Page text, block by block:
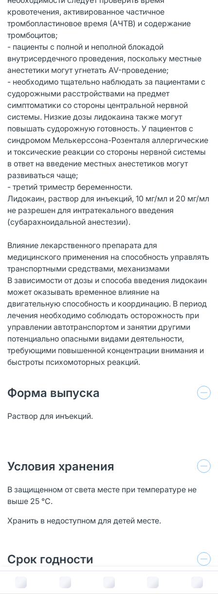
В корзину за
кровотечения, активированное частичное
тромбопластиновое время (АЧТВ) и содержание
тромбоцитов;
- пациенты с полной и неполной блокадой
внутрисердечного проведения, поскольку местные
анестетики могут угнетать AV-проведение;
- необходимо тщательно наблюдать за пациентами с
судорожными расстройствами на предмет
симптоматики со стороны центральной нервной
системы. Низкие дозы лидокаина также могут
повышать судорожную готовность. У пациентов с
синдромом Мелькерссона-Розенталя аллергические
и токсические реакции со стороны нервной системы
в ответ на введение местных анестетиков могут
развиваться чаще;
- третий триместр беременности.
Лидокаин, раствор для инъекций, 10 мг/мл и 20 мг/мл
не разрешен для интратекального введения
(субарахноидальной анестезии).
Влияние лекарственного препарата для
медицинского применения на способность управлять
транспортными средствами, механизмами
В зависимости от дозы и способа введения лидокаин
может оказывать временное влияние на
двигательную способность и координацию. В период
лечения необходимо соблюдать осторожность при
управлении автотранспортом и занятии другими
потенциально опасными видами деятельности,
требующими повышенной концентрации внимания и
быстроты психомоторных реакций.
Форма выпуска
Раствоp для инъекций.
Условия хранения
В защищенном от света месте при температуре не
выше 25 °С.
Хранить в недоступном для детей месте.
Срок годности